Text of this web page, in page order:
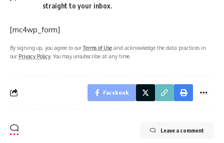
straight to your inbox.
[mc4wp_form]
By signing up, you agree to ourTerms of Use and acknowledge the data practices in
our Privacy Policy. You may unsubscribe at any time.
Facebook
Leave a comment